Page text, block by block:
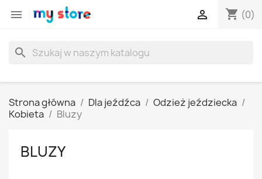
 shopping_cart (0)

search
Strona główna Dla jeźdźca
Odzież jeździecka
Kobieta
Bluzy
BLUZY